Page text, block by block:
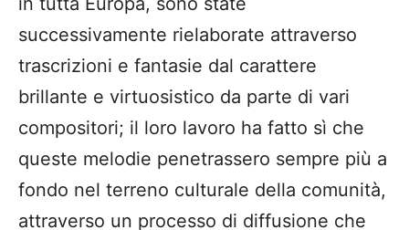
successivamente rielaborate attraverso
trascrizioni e fantasie dal carattere
brillante e virtuosistico da parte di vari
compositori; il loro lavoro ha fatto sì che
queste melodie penetrassero sempre più a
fondo nel terreno culturale della comunità,
attraverso un processo di diffusione che